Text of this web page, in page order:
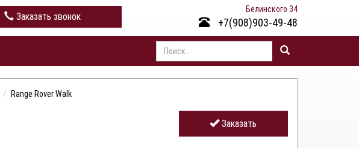
Заказать звонок
Белинского 34
+7(908)903-49-48
Range Rover Walk
Заказать